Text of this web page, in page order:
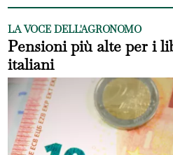
LA VOCE DELL'AGRONOMO
Pensioni più alte per i
italiani